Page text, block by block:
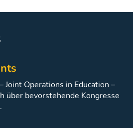
Joint Operations in Education –
über bevorstehende Kongresse